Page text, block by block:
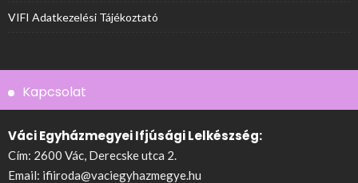
VIFI Adatkezelési Tájékoztató
Kapcsolat
Váci Egyházmegyei Ifjúsági Lelkészség:
Cím: 2600 Vác, Derecske utca 2.
Email: ifiiroda@vaciegyhazmegye.hu